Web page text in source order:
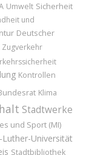
Umwelt Sicherheit
und
Deutscher
Zugverkehr
Kontrollen
Klima
Stadtwerke
und Sport (MI)
Luther-Universität
Stadtbibliothek